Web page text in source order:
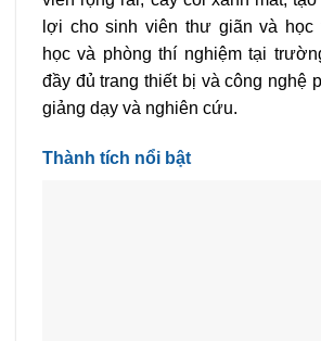
lợi cho sinh viên thư giãn và học
học và phòng thí nghiệm tại
đầy đủ trang thiết bị và công nghệ
giảng dạy và nghiên cứu.
Thành tích nổi bật